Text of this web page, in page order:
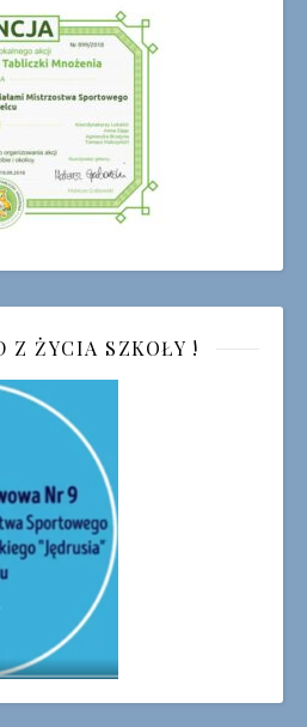
Z ŻYCIA SZKOŁY !